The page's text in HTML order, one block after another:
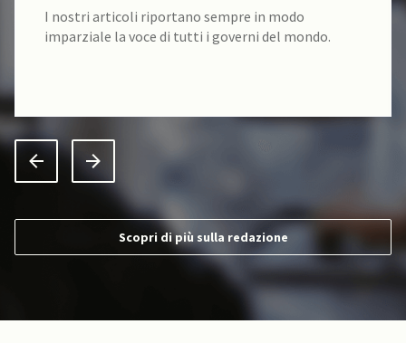
I nostri articoli riportano sempre in modo
imparziale la voce di tutti i governi del mondo.
Scopri di più sulla redazione